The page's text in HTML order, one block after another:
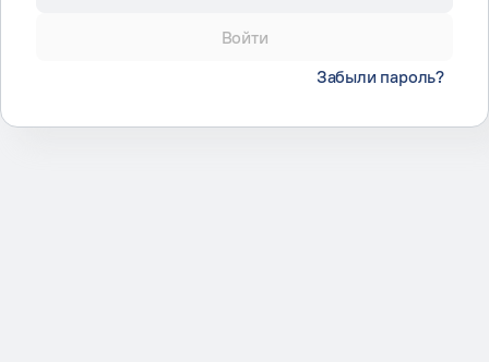
Войти
Забыли пароль?